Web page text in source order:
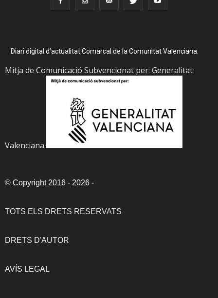
Diari digital d’actualitat Comarcal de la Comunitat Valenciana.
Mitja de Comunicació Subvencionat per: Generalitat
Valenciana
© Copyright 2016 - 2026 -
TOTS ELS DRETS RESERVATS
DRETS D'AUTOR
AVÍS LEGAL